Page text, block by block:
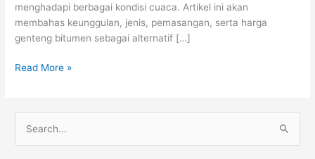
menghadapi berbagai kondisi cuaca. Artikel ini akan
membahas keunggulan, jenis, pemasangan, serta harga
genteng bitumen sebagai alternatif […]
Read More »